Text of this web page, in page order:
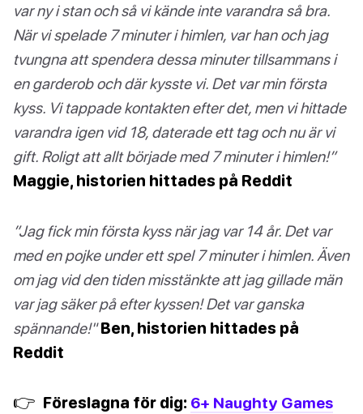
var ny i stan och så vi kände inte varandra så bra.
När vi spelade 7 minuter i himlen, var han och jag
tvungna att spendera dessa minuter tillsammans i
en garderob och där kysste vi. Det var min första
kyss. Vi tappade kontakten efter det, men vi hittade
varandra igen vid 18, daterade ett tag och nu är vi
gift. Roligt att allt började med 7 minuter i himlen!”
Maggie, historien hittades på Reddit
”Jag fick min första kyss när jag var 14 år. Det var
med en pojke under ett spel 7 minuter i himlen. Även
om jag vid den tiden misstänkte att jag gillade män
var jag säker på efter kyssen! Det var ganska
spännande!" Ben, historien hittades på
Reddit
👉 Föreslagna för dig: 6+ Naughty Games